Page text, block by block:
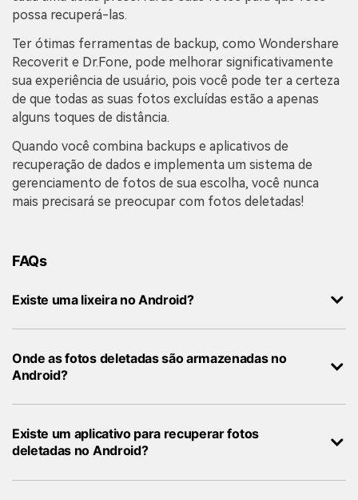
possa recuperá-las.
Ter ótimas ferramentas de backup, como Wondershare
Recoverit e Dr.Fone, pode melhorar significativamente
sua experiência de usuário, pois você pode ter a certeza
de que todas as suas fotos excluídas estão a apenas
alguns toques de distância.
Quando você combina backups e aplicativos de
recuperação de dados e implementa um sistema de
gerenciamento de fotos de sua escolha, você nunca
mais precisará se preocupar com fotos deletadas!
FAQs
Existe uma lixeira no Android?
Onde as fotos deletadas são armazenadas no
Android?
Existe um aplicativo para recuperar fotos
deletadas no Android?